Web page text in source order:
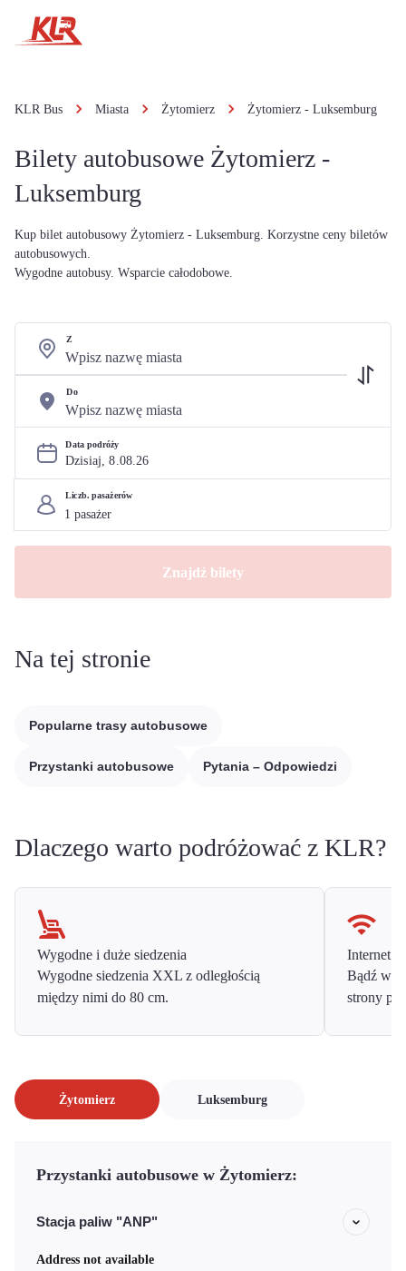
KLR Bus Miasta Żytomierz Żytomierz - Luksemburg
Bilety autobusowe Żytomierz -
Luksemburg
Kup bilet autobusowy Żytomierz - Luksemburg. Korzystne ceny biletów
autobusowych.
Wygodne autobusy. Wsparcie całodobowe.
Z
Do
Data podróży
Dzisiaj, 8.08.26
Liczb. pasażerów
Znajdź bilety
Na tej stronie
Popularne trasy autobusowe
Przystanki autobusowe Pytania – Odpowiedzi
Dlaczego warto podróżować z KLR?
Wygodne i duże siedzenia
Wygodne siedzenia XXL z odległością
między nimi do 80 cm.
Internet
Bądź w
strony
Żytomierz Luksemburg
Przystanki autobusowe w Żytomierz:
Stacja paliw "ANP"
Address not available